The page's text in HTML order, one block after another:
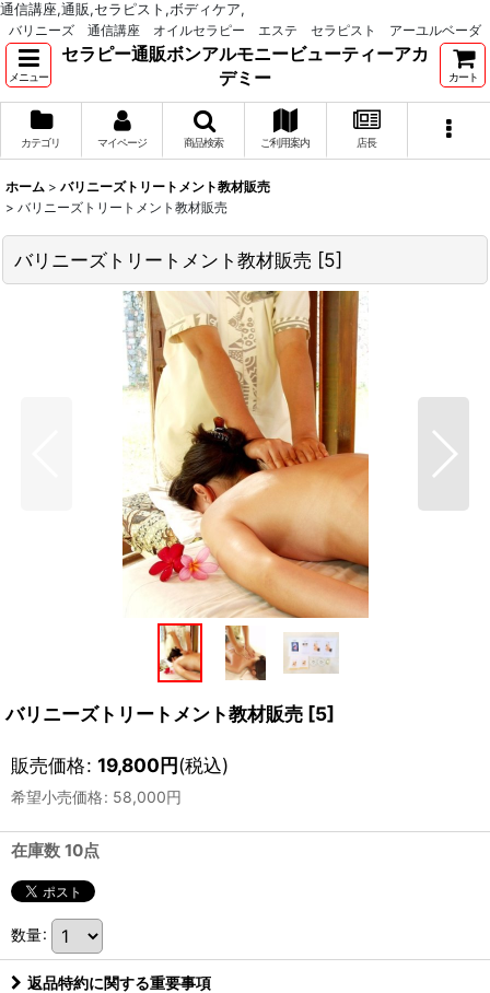
通信講座,通販,セラピスト,ボディケア,
バリニーズ 通信講座 オイルセラピー エステ セラピスト アーユルベーダ
メニュー
セラピー通販ボンアルモニービューティーアカ
デミー
カート
カテゴリ マイページ 商品検索 ご利用案内 店長
ホーム > バリニーズトリートメント教材販売
> バリニーズトリートメント教材販売
バリニーズトリートメント教材販売 [5]
バリニーズトリートメント教材販売 [5]
販売価格: 19,800円(税込)
希望小売価格: 58,000円
在庫数 10点
数量:
返品特約に関する重要事項